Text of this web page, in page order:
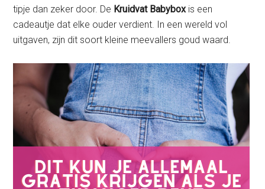
tipje dan zeker door. De Kruidvat Babybox is een
cadeautje dat elke ouder verdient. In een wereld vol
uitgaven, zijn dit soort kleine meevallers goud waard.